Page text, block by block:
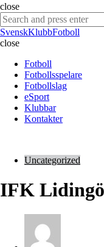
Search
close
Search
for:
SvenskKlubbFotboll
close
Fotboll
Fotbollsspelare
Fotbollslag
eSport
Klubbar
Kontakter
Uncategorized
IFK